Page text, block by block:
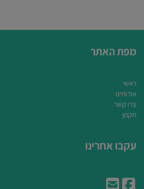
מפת האתר
ראשי
אודותינו
צרו קשר
תקנון
עקבו אחרינו